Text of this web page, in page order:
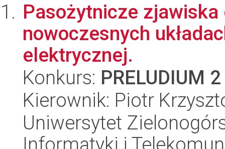
Pasożytnicze
nowoczesnych
elektrycznej.
Konkurs: PRELUDIUM 2
Kierownik: Piotr
Uniwersytet
Informatyki i